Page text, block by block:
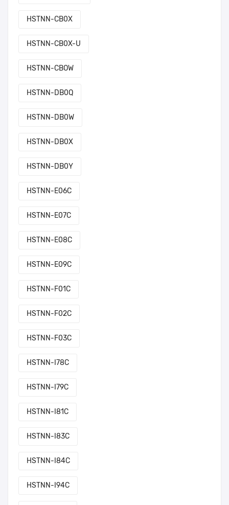
HSTNN-CB0X
HSTNN-CB0X-U
HSTNN-CBOW
HSTNN-DB0Q
HSTNN-DB0W
HSTNN-DB0X
HSTNN-DB0Y
HSTNN-E06C
HSTNN-E07C
HSTNN-E08C
HSTNN-E09C
HSTNN-F01C
HSTNN-F02C
HSTNN-F03C
HSTNN-I78C
HSTNN-I79C
HSTNN-I81C
HSTNN-I83C
HSTNN-I84C
HSTNN-I94C